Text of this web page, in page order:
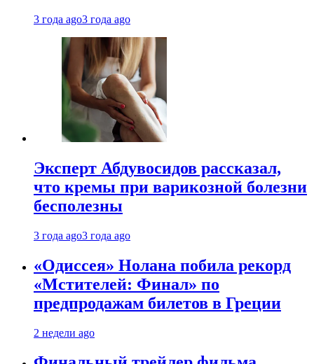
3 года ago3 года ago
Эксперт Абдувосидов рассказал,
что кремы при варикозной болезни
бесполезны
3 года ago3 года ago
«Одиссея» Нолана побила рекорд
«Мстителей: Финал» по
предпродажам билетов в Греции
2 недели ago